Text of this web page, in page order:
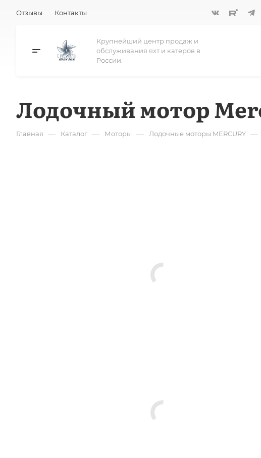
Отзывы Контакты
Крупнейший центр продаж и
обслуживания яхт и катеров в
России.
Лодочный мотор
Главная — Каталог — Моторы — Лодочные моторы MERCURY —